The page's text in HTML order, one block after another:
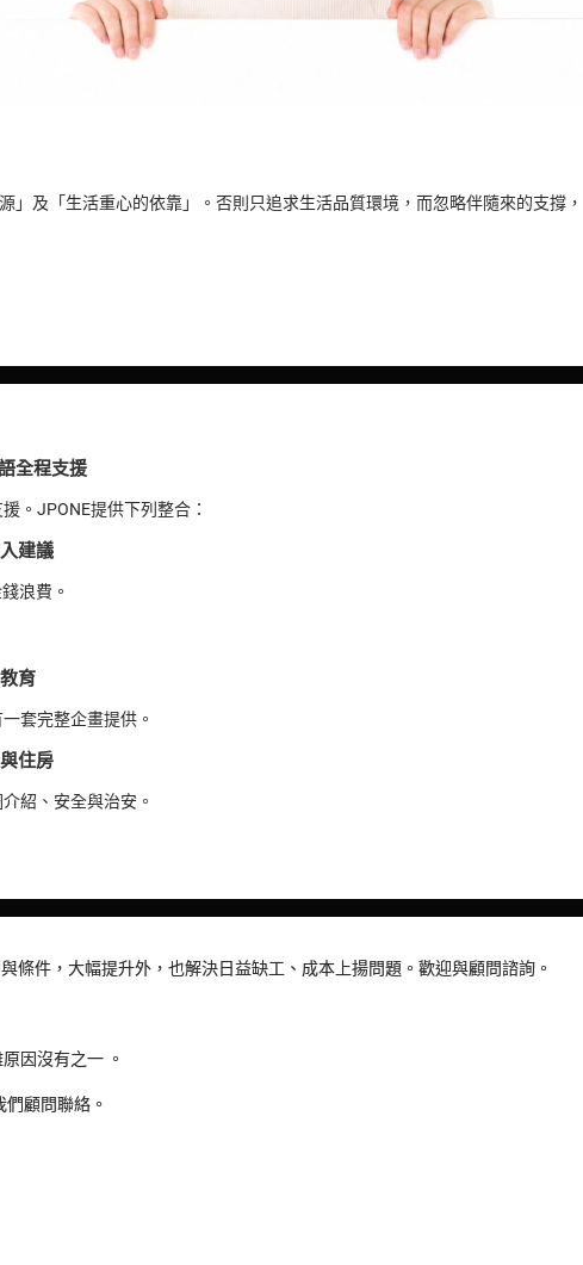
及「生活重心的依靠」。否則只追求生活品質環境，而忽略伴隨來的支撐，
全程支援
。JPONE提供下列整合：
建議
浪費。
育
套完整企畫提供。
住房
紹、安全與治安。
件，大幅提升外，也解決日益缺工、成本上揚問題。歡迎與顧問諮詢。
因沒有之一 。
顧問聯絡。